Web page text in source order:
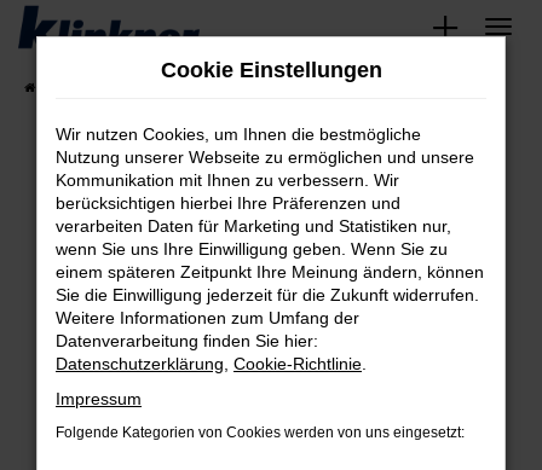
Zum
springen
Fehler: Network Error
Beim Laden ist ein Fehler aufgetreten.
Hier sind ein paar Tipps, die dir helfen können:
Überprüfe deine Firewall und deine
Internetverbindung.
Laden andere Webseiten, zum Beispiel deine
Suchmaschine?
Prüfe deine Browsererweiterungen.
Cookie Einstellungen
Wir nutzen Cookies, um Ihnen die bestmögliche
Nutzung unserer Webseite zu ermöglichen und unsere
Kommunikation mit Ihnen zu verbessern. Wir
berücksichtigen hierbei Ihre Präferenzen und
verarbeiten Daten für Marketing und Statistiken nur,
wenn Sie uns Ihre Einwilligung geben. Wenn Sie zu
einem späteren Zeitpunkt Ihre Meinung ändern, können
Sie die Einwilligung jederzeit für die Zukunft widerrufen.
Weitere Informationen zum Umfang der
Datenverarbeitung finden Sie hier:
Datenschutzerklärung Cookie-Richtlinie
Impressum
Folgende Kategorien von Cookies werden von uns eingesetzt: